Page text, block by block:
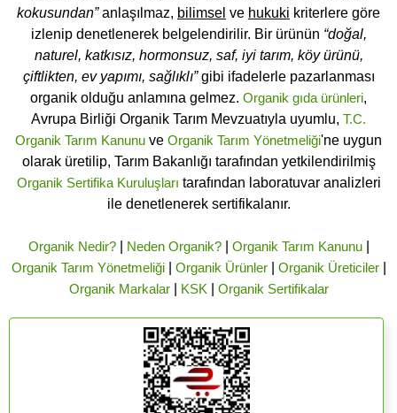
kokusundan”anlaşılmaz, bilimsel ve hukuki kriterlere göre
izlenip denetlenerek belgelendirilir. Bir ürünün “doğal,
naturel, katkısız, hormonsuz, saf, iyi tarım, köy ürünü,
çiftlikten, ev yapımı, sağlıklı”gibi ifadelerle pazarlanması
organik olduğu anlamına gelmez. Organik gıda ürünleri,
Avrupa Birliği Organik Tarım Mevzuatıyla uyumlu, T.C.
Organik Tarım Kanunu ve Organik Tarım Yönetmeliği'ne uygun
olarak üretilip, Tarım Bakanlığı tarafından yetkilendirilmiş
Organik Sertifika Kuruluşları tarafından laboratuvar analizleri
ile denetlenerek sertifikalanır.
Organik Nedir?| Neden Organik?| Organik Tarım Kanunu|
Organik Tarım Yönetmeliği| Organik Ürünler| Organik Üreticiler|
Organik Markalar| KSK Organik Sertifikalar